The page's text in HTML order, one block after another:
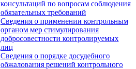
консультаций по вопросам соблюдения
обязательных требований
Сведения о применении контрольным
органом мер стимулирования
добросовестности контролируемых
лиц
Сведения о порядке досудебного
обжалования решений контрольного